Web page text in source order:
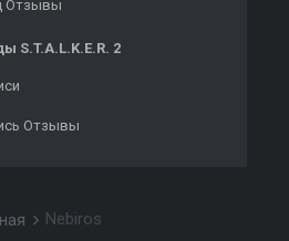
Отзывы
S.T.A.L.K.E.R. 2
Отзывы
Nebiros